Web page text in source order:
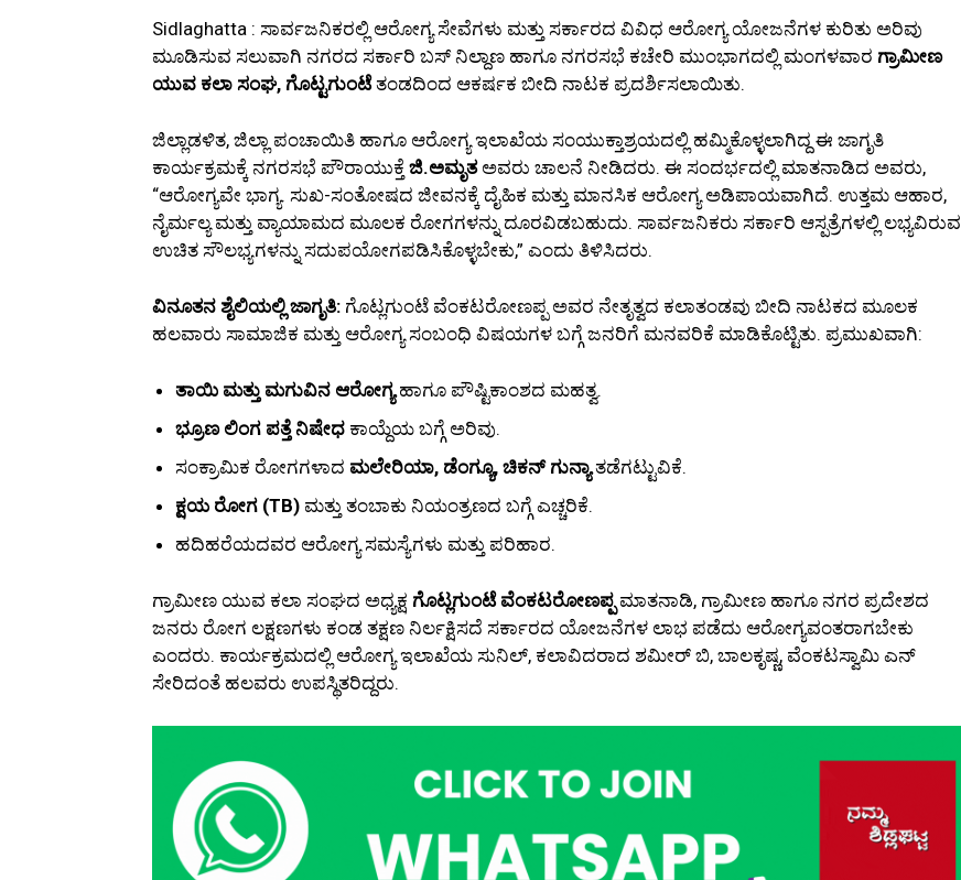
Sidlaghatta : ಸಾರ್ವಜನಿಕರಲ್ಲಿ ಆರೋಗ್ಯ ಸೇವೆಗಳು ಮತ್ತು ಸರ್ಕಾರದ ವಿವಿಧ ಆರೋಗ್ಯ ಯೋಜನೆಗಳ ಕುರಿತು ಅರಿವು
ಮೂಡಿಸುವ ಸಲುವಾಗಿ ನಗರದ ಸರ್ಕಾರಿ ಬಸ್ ನಿಲ್ದಾಣ ಹಾಗೂ ನಗರಸಭೆ ಕಚೇರಿ ಮುಂಭಾಗದಲ್ಲಿ ಮಂಗಳವಾರ ಗ್ರಾಮೀಣ
ಯುವ ಕಲಾ ಸಂಘ, ಗೊಟ್ಟಗುಂಟೆತಂಡದಿಂದ ಆಕರ್ಷಕ ಬೀದಿ ನಾಟಕ ಪ್ರದರ್ಶಿಸಲಾಯಿತು.
ಜಿಲ್ಲಾಡಳಿತ, ಜಿಲ್ಲಾ ಪಂಚಾಯಿತಿ ಹಾಗೂ ಆರೋಗ್ಯ ಇಲಾಖೆಯ ಸಂಯುಕ್ತಾಶ್ರಯದಲ್ಲಿ ಹಮ್ಮಿಕೊಳ್ಳಲಾಗಿದ್ದ ಈ ಜಾಗೃತಿ
ಕಾರ್ಯಕ್ರಮಕ್ಕೆ ನಗರಸಭೆ ಪೌರಾಯುಕ್ತೆ ಜಿ.ಅಮೃತಅವರು ಚಾಲನೆ ನೀಡಿದರು. ಈ ಸಂದರ್ಭದಲ್ಲಿ ಮಾತನಾಡಿದ ಅವರು,
“ಆರೋಗ್ಯವೇ ಭಾಗ್ಯ. ಸುಖ-ಸಂತೋಷದ ಜೀವನಕ್ಕೆ ದೈಹಿಕ ಮತ್ತು ಮಾನಸಿಕ ಆರೋಗ್ಯ ಅಡಿಪಾಯವಾಗಿದೆ. ಉತ್ತಮ ಆಹಾರ,
ನೈರ್ಮಲ್ಯ ಮತ್ತು ವ್ಯಾಯಾಮದ ಮೂಲಕ ರೋಗಗಳನ್ನು ದೂರವಿಡಬಹುದು. ಸಾರ್ವಜನಿಕರು ಸರ್ಕಾರಿ ಆಸ್ಪತ್ರೆಗಳಲ್ಲಿ ಲಭ್ಯವಿರುವ
ಉಚಿತ ಸೌಲಭ್ಯಗಳನ್ನು ಸದುಪಯೋಗಪಡಿಸಿಕೊಳ್ಳಬೇಕು,” ಎಂದು ತಿಳಿಸಿದರು.
ವಿನೂತನ ಶೈಲಿಯಲ್ಲಿ ಜಾಗೃತಿ: ಗೊಟ್ಲಗುಂಟೆ ವೆಂಕಟರೋಣಪ್ಪ ಅವರ ನೇತೃತ್ವದ ಕಲಾತಂಡವು ಬೀದಿ ನಾಟಕದ ಮೂಲಕ
ಹಲವಾರು ಸಾಮಾಜಿಕ ಮತ್ತು ಆರೋಗ್ಯ ಸಂಬಂಧಿ ವಿಷಯಗಳ ಬಗ್ಗೆ ಜನರಿಗೆ ಮನವರಿಕೆ ಮಾಡಿಕೊಟ್ಟಿತು. ಪ್ರಮುಖವಾಗಿ:
ತಾಯಿ ಮತ್ತು ಮಗುವಿನ ಆರೋಗ್ಯಹಾಗೂ ಪೌಷ್ಟಿಕಾಂಶದ ಮಹತ್ವ.
ಭ್ರೂಣ ಲಿಂಗ ಪತ್ತೆ ನಿಷೇಧ ಕಾಯ್ದೆಯ ಬಗ್ಗೆ ಅರಿವು.
ಸಂಕ್ರಾಮಿಕ ರೋಗಗಳಾದ ಮಲೇರಿಯಾ, ಡೆಂಗ್ಯೂ, ಚಿಕನ್ ಗುನ್ಯಾತಡೆಗಟ್ಟುವಿಕೆ.
ಕ್ಷಯ ರೋಗ (TB) ಮತ್ತು ತಂಬಾಕು ನಿಯಂತ್ರಣದ ಬಗ್ಗೆ ಎಚ್ಚರಿಕೆ.
ಹದಿಹರೆಯದವರ ಆರೋಗ್ಯ ಸಮಸ್ಯೆಗಳು ಮತ್ತು ಪರಿಹಾರ.
ಗ್ರಾಮೀಣ ಯುವ ಕಲಾ ಸಂಘದ ಅಧ್ಯಕ್ಷ ಗೊಟ್ಲಗುಂಟೆ ವೆಂಕಟರೋಣಪ್ಪಮಾತನಾಡಿ, ಗ್ರಾಮೀಣ ಹಾಗೂ ನಗರ ಪ್ರದೇಶದ
ಜನರು ರೋಗ ಲಕ್ಷಣಗಳು ಕಂಡ ತಕ್ಷಣ ನಿರ್ಲಕ್ಷಿಸದೆ ಸರ್ಕಾರದ ಯೋಜನೆಗಳ ಲಾಭ ಪಡೆದು ಆರೋಗ್ಯವಂತರಾಗಬೇಕು
ಎಂದರು. ಕಾರ್ಯಕ್ರಮದಲ್ಲಿ ಆರೋಗ್ಯ ಇಲಾಖೆಯ ಸುನಿಲ್, ಕಲಾವಿದರಾದ ಶಮೀರ್ ಬಿ, ಬಾಲಕೃಷ್ಣ, ವೆಂಕಟಸ್ವಾಮಿ ಎನ್
ಸೇರಿದಂತೆ ಹಲವರು ಉಪಸ್ಥಿತರಿದ್ದರು.